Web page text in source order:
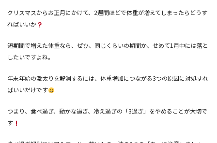
クリスマスからお正月にかけて、2週間ほどで体重が増えてしまったらどうす
ればいいか
短期間で増えた体重なら、ぜひ、同じくらいの期間か、せめて1月中には落と
したいですよね。
年末年始の激太りを解消するには、体重増加につながる3つの原因に対処すれ
ばいいだけです
つまり、食べ過ぎ、動かな過ぎ、冷え過ぎの「3過ぎ」をやめることが大切で
す